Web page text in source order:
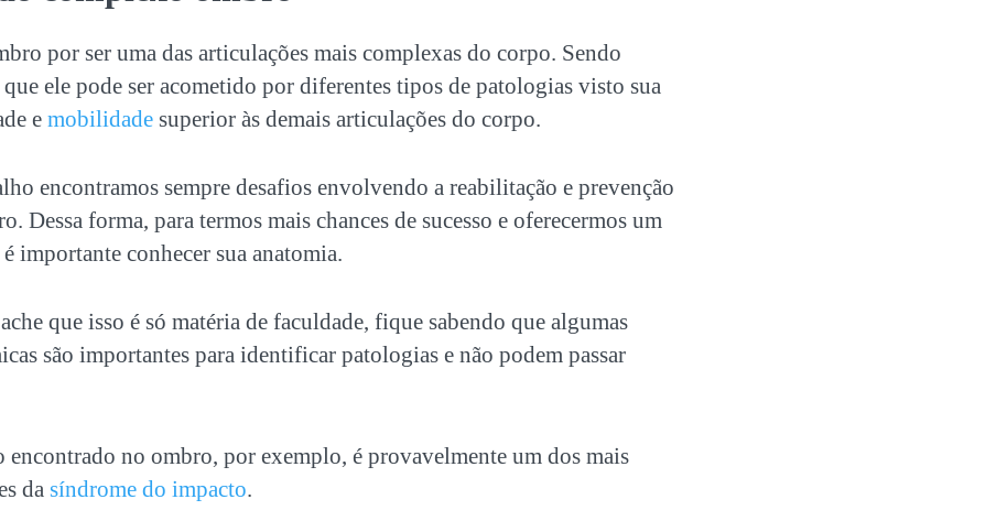
por ser uma das articulações mais complexas do corpo. Sendo
que ele pode ser acometido por diferentes tipos de patologias visto sua
e mobilidade superior às demais articulações do corpo.
encontramos sempre desafios envolvendo a reabilitação e prevenção
Dessa forma, para termos mais chances de sucesso e oferecermos um
importante conhecer sua anatomia.
que isso é só matéria de faculdade, fique sabendo que algumas
são importantes para identificar patologias e não podem passar
encontrado no ombro, por exemplo, é provavelmente um dos mais
da síndrome do impacto.